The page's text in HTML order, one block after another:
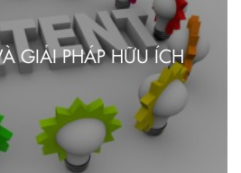
GIẢI PHÁP HỮU ÍCH